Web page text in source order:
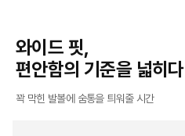
와이드 핏,
편안함의 기준을 넓히다​​
꽉 막힌 발볼에 숨통을 틔워줄 시간